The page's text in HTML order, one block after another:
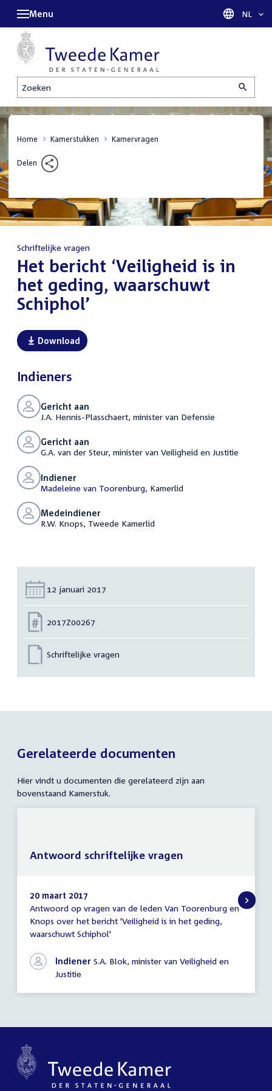
Zoeken
Menu Taal
NL
Home Kamerstukken Kamervragen
Delen
Schriftelijke vragen
:Het bericht ‘Veiligheid is in
het geding, waarschuwt
Schiphol’
Download
Indieners
Gericht aan
J.A. Hennis-Plasschaert, minister van Defensie
Gericht aan
G.A. van der Steur, minister van Veiligheid en Justitie
Indiener
Madeleine van Toorenburg, Kamerlid
Medeindiener
R.W. Knops, Tweede Kamerlid
Datum:
12 januari 2017
Nummer:
2017Z00267
Schriftelijke vragen
Gerelateerde documenten
Hier vindt u documenten die gerelateerd zijn aan
bovenstaand Kamerstuk.
Antwoord
schriftelijke
vragen
20 maart 2017
Antwoord op vragen van de leden Van Toorenburg en
Knops over het bericht 'Veiligheid is in het geding,
waarschuwt Schiphol'
Indiener S.A. Blok, minister van Veiligheid en
Justitie
Antwoord schriftelijke vragen